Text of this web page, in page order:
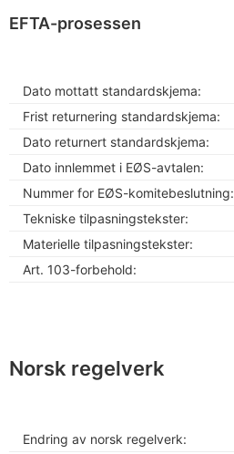
EFTA-prosessen
Dato mottatt standardskjema:
Frist returnering standardskjema:
Dato returnert standardskjema:
Dato innlemmet i EØS-avtalen:
Nummer for EØS-komitebeslutning:
Tekniske tilpasningstekster:
Materielle tilpasningstekster:
Art. 103-forbehold:
Norsk regelverk
Endring av norsk regelverk: